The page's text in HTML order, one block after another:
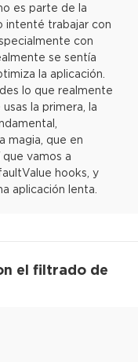
es parte de la
intenté trabajar con
con
se sentía
la aplicación.
lo que realmente
la primera, la
magia, que en
vamos a
hooks, y
aplicación lenta.
el filtrado de